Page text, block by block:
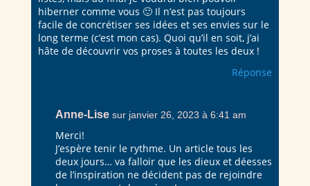
hiberner comme vous 🙂 Il n’est pas toujours
facile de concrétiser ses idées et ses envies sur le
long terme (c’est mon cas). Quoi qu’il en soit, j’ai
hâte de découvrir vos proses à toutes les deux !
Réponse
Anne-Lise sur janvier 26, 2023 à 6:41 am
Merci!
J’espère tenir le rythme. Un article tous les
deux jours… va falloir que les dieux et déesses
de l’inspiration ne décident pas de rejoindre